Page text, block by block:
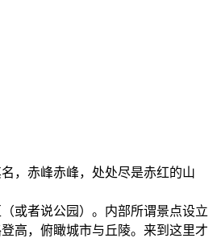
，赤峰赤峰，处处尽是赤红的山
或者说公园）。内部所谓景点设立
高，俯瞰城市与丘陵。来到这里才